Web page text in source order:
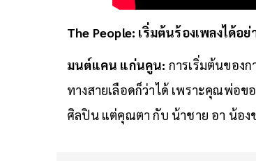
The People: เริ่มต้นร้องเพลงได้อย่
มนต์แคน แก่นคูน: การเริ่มต้นของ
ทางสายเลือดก็ว่าได้ เพราะคุณพ่
ศิลปิน แต่คุณตา กับ น้าชาย อา น้อ